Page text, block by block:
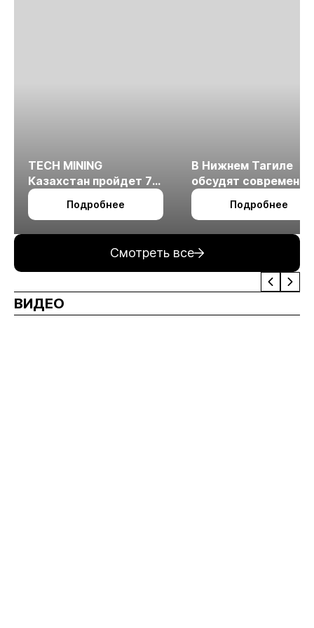
TECH MINING
Казахстан пройдет 7
октября в Алматы
Подробнее
В Нижнем Тагиле
обсудят
технологии
измельчения
Подробнее
Смотреть все
ВИДЕО